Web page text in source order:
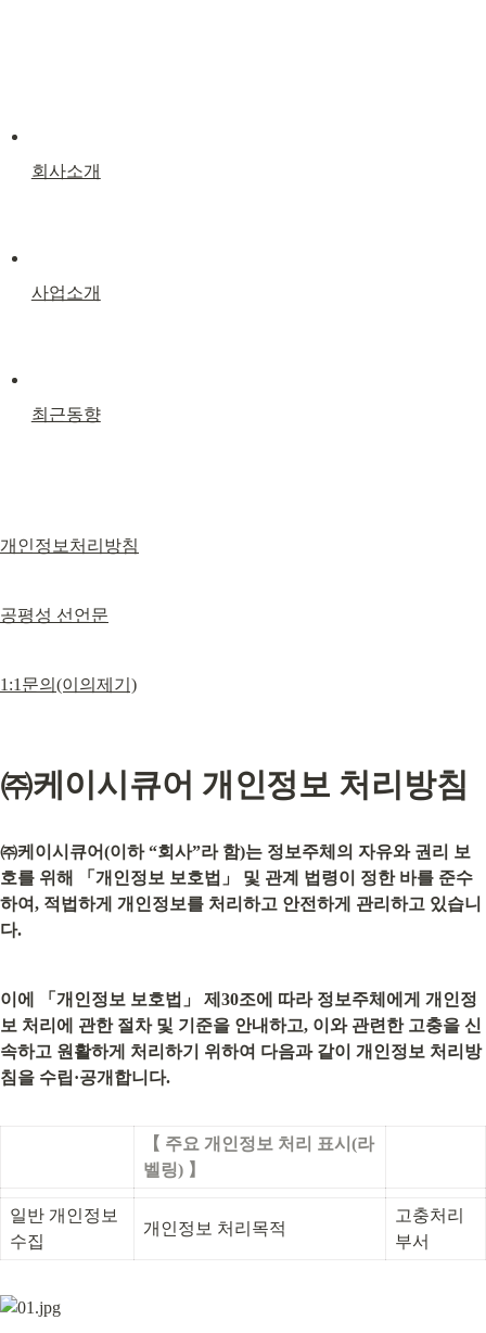
회사소개
사업소개
최근동향
개인정보처리방침
공평성 선언문
1:1문의(이의제기)
㈜케이시큐어 개인정보 처리방침
㈜케이시큐어(이하 “회사”라 함)는 정보주체의 자유와 권리 보
호를 위해 「개인정보 보호법」 및 관계 법령이 정한 바를 준수
하여, 적법하게 개인정보를 처리하고 안전하게 관리하고 있습니
다.
이에 「개인정보 보호법」 제30조에 따라 정보주체에게 개인정
보 처리에 관한 절차 및 기준을 안내하고, 이와 관련한 고충을 신
속하고 원활하게 처리하기 위하여 다음과 같이 개인정보 처리방
침을 수립·공개합니다.
【 주요 개인정보 처리 표시(라
벨링) 】
일반 개인정보
수집
개인정보 처리목적
고충처리
부서